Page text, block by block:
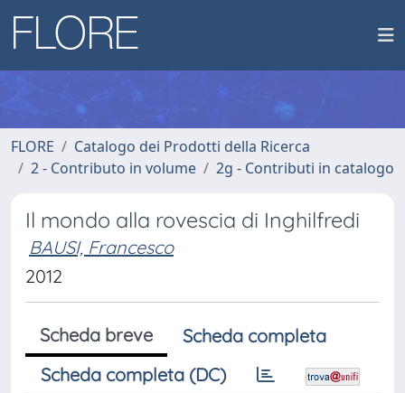
FLORE
Catalogo dei Prodotti della Ricerca
2 - Contributo in volume
2g - Contributi in catalogo
Il mondo alla rovescia di Inghilfredi
BAUSI, Francesco
2012
Scheda breve
Scheda completa
Scheda completa (DC)